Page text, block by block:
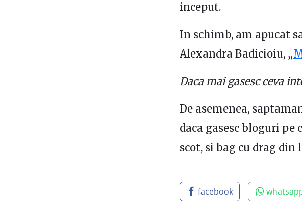
inceput.
In schimb, am apucat
Alexandra Badicioiu, „
Daca mai gasesc ceva
De asemenea,
daca gasesc bloguri pe
scot, si bag cu drag din
facebook